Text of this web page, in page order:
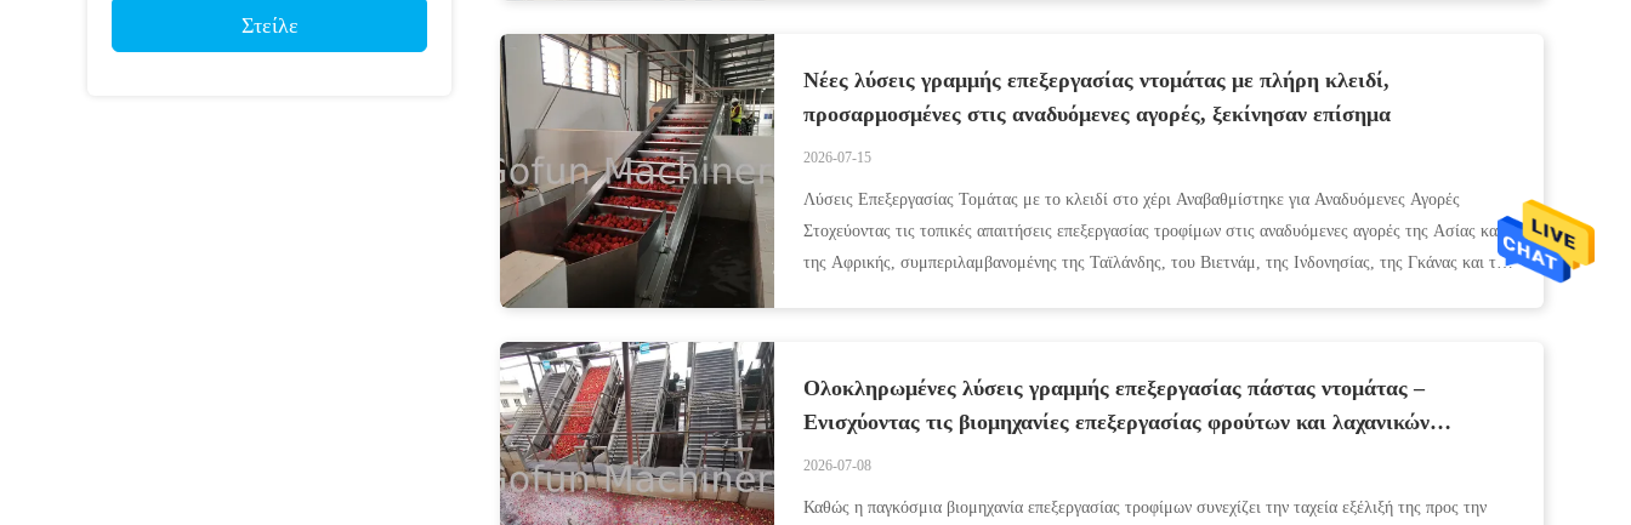
Στείλε
Νέες λύσεις γραμμής επεξεργασίας ντομάτας με πλήρη κλειδί,
προσαρμοσμένες στις αναδυόμενες αγορές, ξεκίνησαν επίσημα
2026-07-15
Λύσεις Επεξεργασίας Τομάτας με το κλειδί στο χέρι Αναβαθμίστηκε για Αναδυόμενες Αγορές
Στοχεύοντας τις τοπικές απαιτήσεις επεξεργασίας τροφίμων στις αναδυόμενες αγορές της Ασίας και
της Αφρικής, συμπεριλαμβανομένης της Ταϊλάνδης, του Βιετνάμ, της Ινδονησίας, της Γκάνας και της
Ολοκληρωμένες λύσεις γραμμής επεξεργασίας πάστας ντομάτας –
Ενισχύοντας τις βιομηχανίες επεξεργασίας φρούτων και λαχανικών
παγκοσμίως
2026-07-08
Καθώς η παγκόσμια βιομηχανία επεξεργασίας τροφίμων συνεχίζει την ταχεία εξέλιξή της προς την